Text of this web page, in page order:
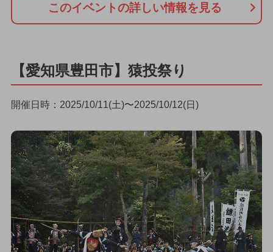
このイベントの詳しい情報を見る
【愛知県豊田市】猿投祭り
開催日時：2025/10/11(土)〜2025/10/12(日)